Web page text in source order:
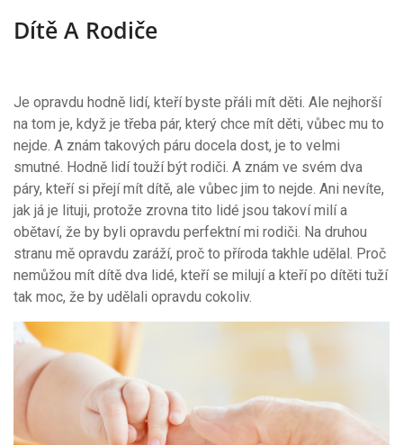
Dítě A Rodiče
Je opravdu hodně lidí, kteří byste přáli mít děti. Ale nejhorší
na tom je, když je třeba pár, který chce mít děti, vůbec mu to
nejde. A znám takových páru docela dost, je to velmi
smutné. Hodně lidí touží být rodiči. A znám ve svém dva
páry, kteří si přejí mít dítě, ale vůbec jim to nejde. Ani nevíte,
jak já je lituji, protože zrovna tito lidé jsou takoví milí a
obětaví, že by byli opravdu perfektní mi rodiči. Na druhou
stranu mě opravdu zaráží, proč to příroda takhle udělal. Proč
nemůžou mít dítě dva lidé, kteří se milují a kteří po dítěti tuží
tak moc, že by udělali opravdu cokoliv.